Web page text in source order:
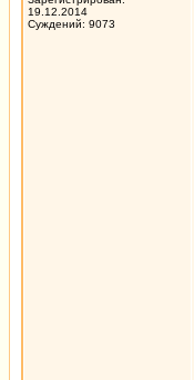
19.12.2014
Суждений: 9073